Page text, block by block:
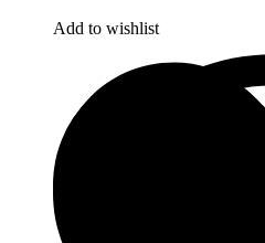
Add to wishlist